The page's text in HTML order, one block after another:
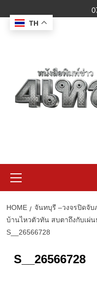
to
content
Menu
HOME
จันทบุรี –วงจรปิดจับ
บ้านไหวตัวทัน สบตาถึงกับเผ่น
S__26566728
S__26566728
TH